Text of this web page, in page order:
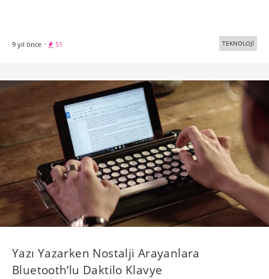
9 yıl önce · 51 TEKNOLOJİ
Yazı Yazarken Nostalji Arayanlara
Bluetooth’lu Daktilo Klavye